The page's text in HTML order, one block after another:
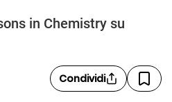
in Chemistry su
Condividi